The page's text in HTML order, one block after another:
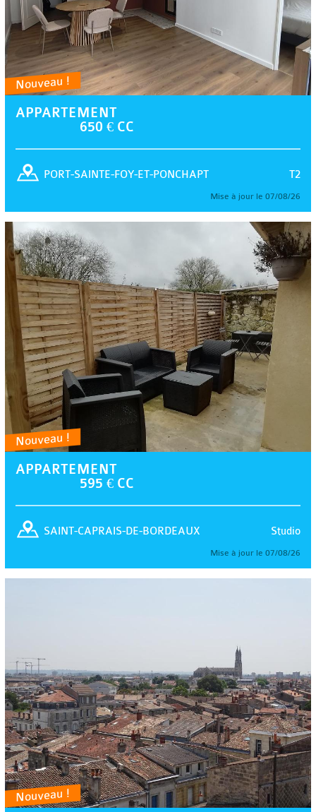
Nouveau !
APPARTEMENT
650 € CC
T2
PORT-SAINTE-FOY-ET-PONCHAPT
Mise à jour le 07/08/26
Nouveau !
APPARTEMENT
595 € CC
Studio
SAINT-CAPRAIS-DE-BORDEAUX
Mise à jour le 07/08/26
Nouveau !